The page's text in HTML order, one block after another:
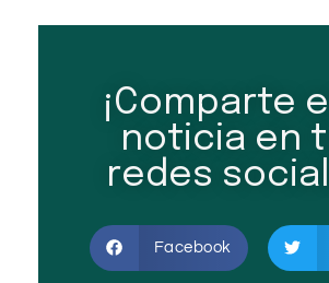
¡Comparte
noticia en
redes
Facebook